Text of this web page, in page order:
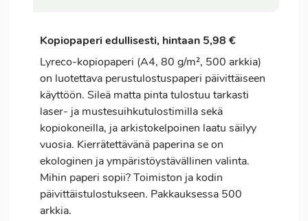
Kopiopaperi edullisesti, hintaan 5,98 €
Lyreco-kopiopaperi (A4, 80 g/m², 500 arkkia)
on luotettava perustulostuspaperi päivittäiseen
käyttöön. Sileä matta pinta tulostuu tarkasti
laser- ja mustesuihkutulostimilla sekä
kopiokoneilla, ja arkistokelpoinen laatu säilyy
vuosia. Kierrätettävänä paperina se on
ekologinen ja ympäristöystävällinen valinta.
Mihin paperi sopii? Toimiston ja kodin
päivittäistulostukseen. Pakkauksessa 500
arkkia.